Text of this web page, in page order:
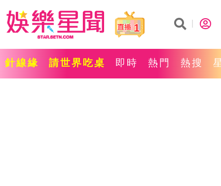
1
針線緣 請世界吃桌 即時 熱門 熱搜